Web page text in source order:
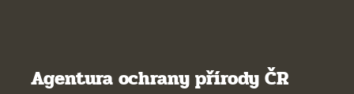
Agentura ochrany přírody ČR